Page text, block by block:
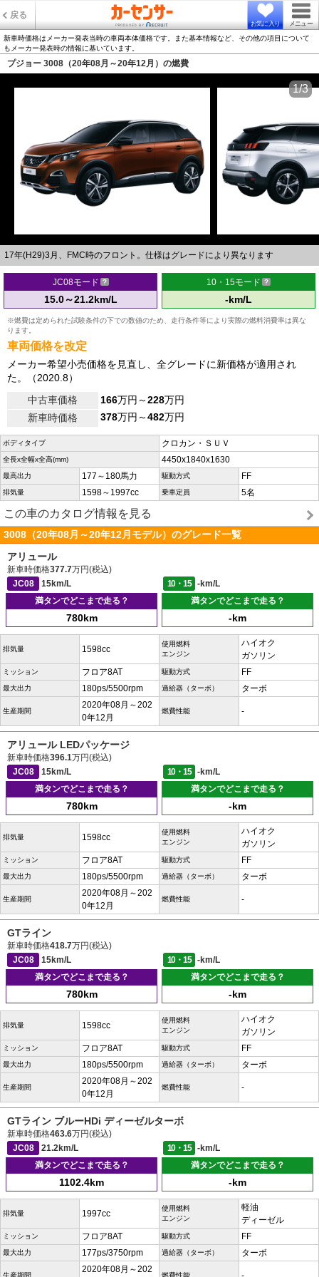
戻る
お気に入り メニュー
新車時価格はメーカー発表当時の車両本体価格です。また基本情報など、その他の項目について
もメーカー発表時の情報に基いています。
プジョー 3008（20年08月～20年12月）の燃費
17年(H29)3月、FMC時のフロント。仕様はグレードにより異なります
1/3
JC08モード
15.0～21.2km/L
10・15モード
-km/L
※燃費は定められた試験条件の下での数値のため、走行条件等により実際の燃料消費率は異な
ります。
車両価格を改定
メーカー希望小売価格を見直し、全グレードに新価格が適用され
た。（2020.8）
中古車価格
166万円～228万円
新車時価格
378万円～482万円
ボディタイプ クロカン・ＳＵＶ
全長x全幅x全高(mm) 4450x1840x1630
最高出力 177～180馬力 駆動方式 FF
排気量 1598～1997cc 乗車定員 5名
この車のカタログ情報を見る
3008（20年08月～20年12月モデル）のグレード一覧
アリュール
新車時価格377.7万円(税込)
JC08
15km/L 10・15
-km/L
満タンでどこまで走る？
780km
満タンでどこまで走る？
-km
排気量 1598cc
使用燃料
エンジン
ハイオク
ガソリン
ミッション フロア8AT 駆動方式 FF
最大出力 180ps/5500rpm 過給器（ターボ） ターボ
生産期間
2020年08月～202
0年12月
燃費性能 -
アリュール LEDパッケージ
新車時価格396.1万円(税込)
JC08
15km/L 10・15
-km/L
満タンでどこまで走る？
780km
満タンでどこまで走る？
-km
排気量 1598cc
使用燃料
エンジン
ハイオク
ガソリン
ミッション フロア8AT 駆動方式 FF
最大出力 180ps/5500rpm 過給器（ターボ） ターボ
生産期間
2020年08月～202
0年12月
燃費性能 -
GTライン
新車時価格418.7万円(税込)
JC08
15km/L 10・15
-km/L
満タンでどこまで走る？
780km
満タンでどこまで走る？
-km
排気量 1598cc
使用燃料
エンジン
ハイオク
ガソリン
ミッション フロア8AT 駆動方式 FF
最大出力 180ps/5500rpm 過給器（ターボ） ターボ
生産期間
2020年08月～202
0年12月
燃費性能 -
GTライン ブルーHDi ディーゼルターボ
新車時価格463.6万円(税込)
JC08
21.2km/L 10・15
-km/L
満タンでどこまで走る？
1102.4km
満タンでどこまで走る？
-km
排気量 1997cc
使用燃料
エンジン
軽油
ディーゼル
ミッション フロア8AT 駆動方式 FF
最大出力 177ps/3750rpm 過給器（ターボ） ターボ
生産期間
2020年08月～202
燃費性能